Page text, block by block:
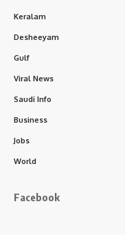
Keralam
Desheeyam
Gulf
Viral News
Saudi Info
Business
Jobs
World
Facebook